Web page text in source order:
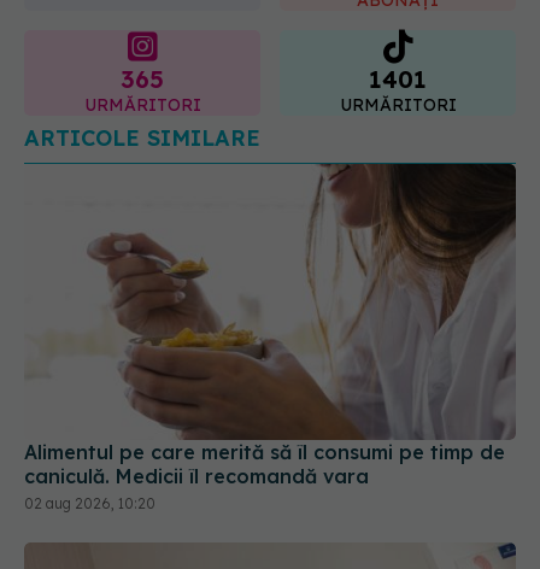
365
URMĂRITORI
1401
URMĂRITORI
ARTICOLE SIMILARE
Alimentul pe care merită să îl consumi pe timp de
caniculă. Medicii îl recomandă vara
02 aug 2026, 10:20